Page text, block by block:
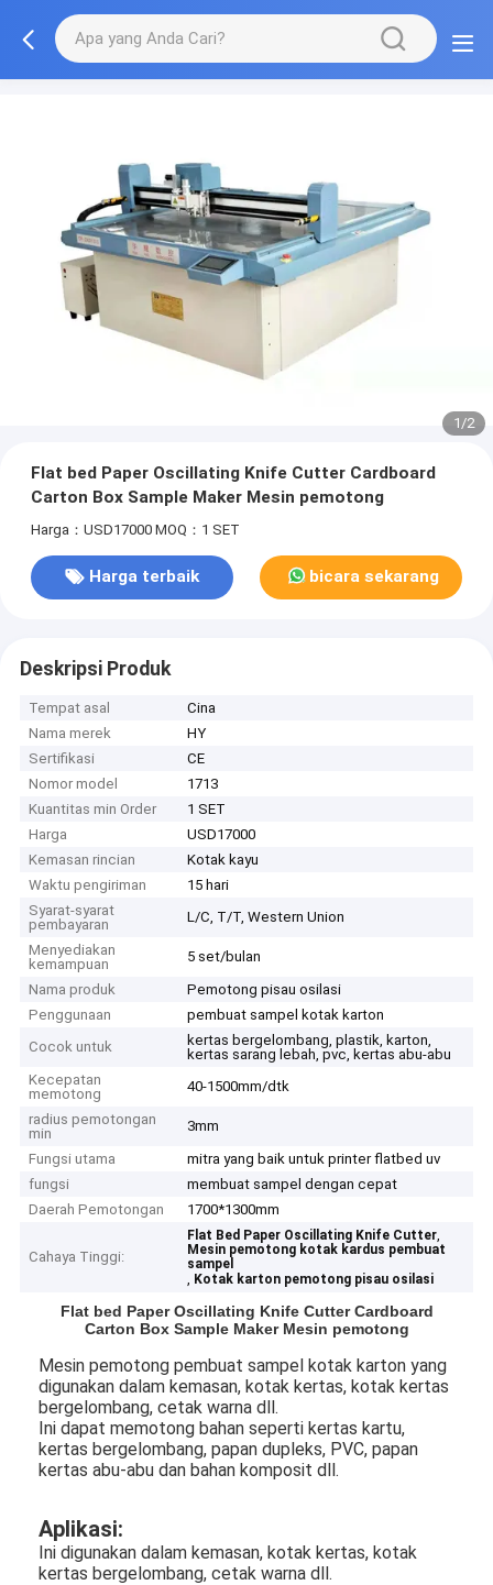
1/2
Flat bed Paper Oscillating Knife Cutter Cardboard
Carton Box Sample Maker Mesin pemotong
Harga：USD17000 MOQ：1 SET
Harga terbaik bicara sekarang
Deskripsi Produk
Tempat asal
Cina
Nama merek
HY
Sertifikasi
CE
Nomor model
1713
Kuantitas min Order
1 SET
Harga
USD17000
Kemasan rincian
Kotak kayu
Waktu pengiriman
15 hari
Syarat-syarat
pembayaran
L/C, T/T, Western Union
Menyediakan
kemampuan
5 set/bulan
Nama produk
Pemotong pisau osilasi
Penggunaan
pembuat sampel kotak karton
Cocok untuk
kertas bergelombang, plastik, karton,
kertas sarang lebah, pvc, kertas abu-abu
Kecepatan
memotong
40-1500mm/dtk
radius pemotongan
min
3mm
Fungsi utama
mitra yang baik untuk printer flatbed uv
fungsi
membuat sampel dengan cepat
Daerah Pemotongan
1700*1300mm
Cahaya Tinggi:
Flat Bed Paper Oscillating Knife Cutter,
Mesin pemotong kotak kardus pembuat
sampel
, Kotak karton pemotong pisau osilasi
Flat bed Paper Oscillating Knife Cutter Cardboard
Carton Box Sample Maker Mesin pemotong
Mesin pemotong pembuat sampel kotak karton yang
digunakan dalam kemasan, kotak kertas, kotak kertas
bergelombang, cetak warna dll.
Ini dapat memotong bahan seperti kertas kartu,
kertas bergelombang, papan dupleks, PVC, papan
kertas abu-abu dan bahan komposit dll.
Aplikasi:
Ini digunakan dalam kemasan, kotak kertas, kotak
kertas bergelombang, cetak warna dll.